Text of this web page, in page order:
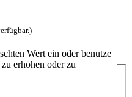
Wert ein oder benutze
erhöhen oder zu